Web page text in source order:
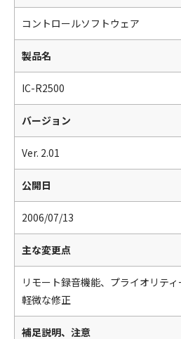
コントロールソフトウェア
製品名
IC-R2500
バージョン
Ver. 2.01
公開日
2006/07/13
主な変更点
リモート録音機能、プライオリテ
軽微な修正
補足説明、注意